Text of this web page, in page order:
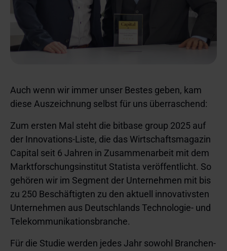
Auch wenn wir immer unser Bestes geben, kam
diese Auszeichnung selbst für uns überraschend:
Zum ersten Mal steht die bitbase group 2025 auf
der Innovations-Liste, die das Wirtschaftsmagazin
Capital seit 6 Jahren in Zusammenarbeit mit dem
Marktforschungsinstitut Statista veröffentlicht. So
gehören wir im Segment der Unternehmen mit bis
zu 250 Beschäftigten zu den aktuell innovativsten
Unternehmen aus Deutschlands Technologie- und
Telekommunikationsbranche.
Für die Studie werden jedes Jahr sowohl Branchen-